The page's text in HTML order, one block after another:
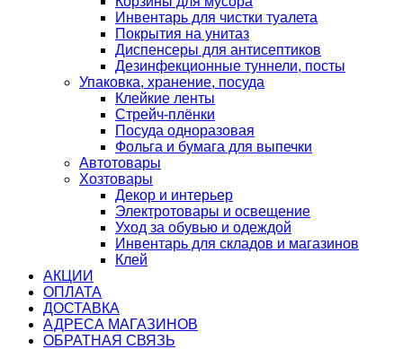
Инвентарь для чистки туалета
Покрытия на унитаз
Диспенсеры для антисептиков
Дезинфекционные туннели, посты
Упаковка, хранение, посуда
Клейкие ленты
Стрейч-плёнки
Посуда одноразовая
Фольга и бумага для выпечки
Автотовары
Хозтовары
Декор и интерьер
Электротовары и освещение
Уход за обувью и одеждой
Инвентарь для складов и магазинов
Клей
АКЦИИ
ОПЛАТА
ДОСТАВКА
АДРЕСА МАГАЗИНОВ
ОБРАТНАЯ СВЯЗЬ